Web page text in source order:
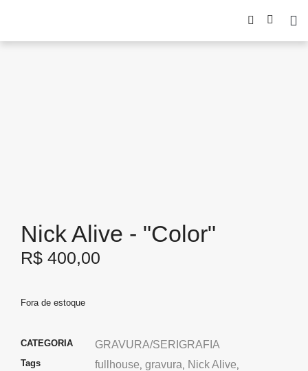
Nick Alive - "Color"
R$ 400,00
Fora de estoque
CATEGORIA GRAVURA/SERIGRAFIA
Tags fullhouse, gravura, Nick Alive,